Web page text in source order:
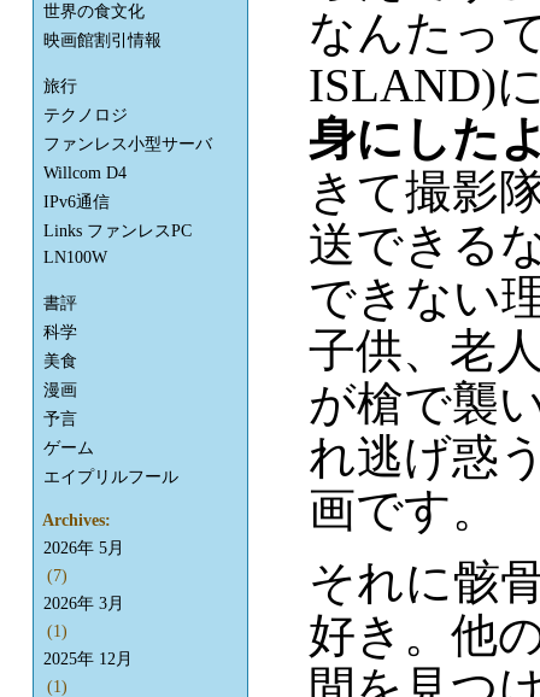
なんたっ
ISLAND)
身にした
きて撮影
送できる
できない
子供、老
が槍で襲
れ逃げ惑
画です。
それに骸
好き。他
世界の食文化
映画館割引情報
旅行
テクノロジ
ファンレス小型サーバ
Willcom D4
IPv6通信
Links ファンレスPC
LN100W
書評
科学
美食
漫画
予言
ゲーム
エイプリルフール
Archives:
2026年 5月
(7)
2026年 3月
(1)
2025年 12月
(1)